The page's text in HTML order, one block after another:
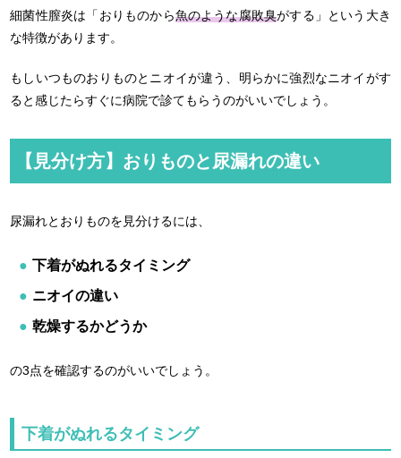
細菌性膣炎は「おりものから魚のような腐敗臭がする」という大き
な特徴があります。
もしいつものおりものとニオイが違う、明らかに強烈なニオイがす
ると感じたらすぐに病院で診てもらうのがいいでしょう。
【見分け方】おりものと尿漏れの違い
尿漏れとおりものを見分けるには、
下着がぬれるタイミング
ニオイの違い
乾燥するかどうか
の3点を確認するのがいいでしょう。
下着がぬれるタイミング